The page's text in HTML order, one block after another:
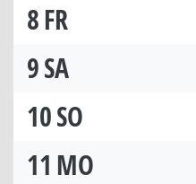
8FR
9SA
10SO
11 MO